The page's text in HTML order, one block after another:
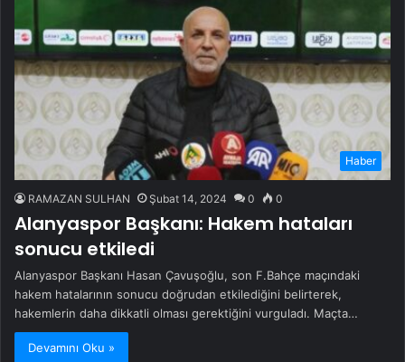
Haber
RAMAZAN SULHAN Şubat 14, 2024 0 0
Alanyaspor Başkanı: Hakem hataları
sonucu etkiledi
Alanyaspor Başkanı Hasan Çavuşoğlu, son F.Bahçe maçındaki
hakem hatalarının sonucu doğrudan etkilediğini belirterek,
hakemlerin daha dikkatli olması gerektiğini vurguladı. Maçta…
Devamını Oku »